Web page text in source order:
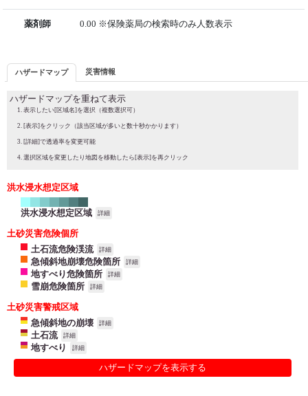
薬剤師 0.00 ※保険薬局の検索時のみ人数表示
ハザードマップ 災害情報
ハザードマップを重ねて表示
表示したい[区域名]を選択（複数選択可）
[表示]をクリック（該当区域が多いと数十秒かかります）
[詳細]で透過率を変更可能
選択区域を変更したり地図を移動したら[表示]を再クリック
洪水浸水想定区域
洪水浸水想定区域 詳細
土砂災害危険個所
土石流危険渓流
詳細
急傾斜地崩壊危険箇所 詳細
地すべり危険箇所 詳細
雪崩危険箇所 詳細
土砂災害警戒区域
急傾斜地の崩壊
詳細
土石流 詳細
地すべり 詳細
ハザードマップを表示する